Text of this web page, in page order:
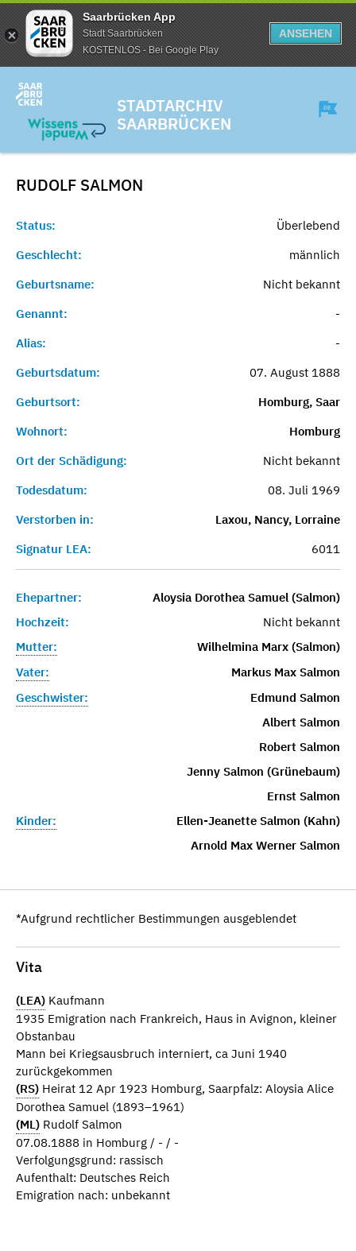
Saarbrücken App
Stadt Saarbrücken
KOSTENLOS - Bei Google Play
ANSEHEN
STADTARCHIV
SAARBRÜCKEN
RUDOLF SALMON
Status:
Überlebend
Geschlecht:
männlich
Geburtsname:
Nicht bekannt
Genannt:
-
Alias:
-
Geburtsdatum:
07. August 1888
Geburtsort:
Homburg, Saar
Wohnort:
Homburg
Ort der Schädigung:
Nicht bekannt
Todesdatum:
08. Juli 1969
Verstorben in:
Laxou, Nancy, Lorraine
Signatur LEA:
6011
Ehepartner:
Aloysia Dorothea Samuel (Salmon)
Hochzeit:
Nicht bekannt
Mutter:
Wilhelmina Marx (Salmon)
Vater:
Markus Max Salmon
Geschwister:
Edmund Salmon
Albert Salmon
Robert Salmon
Jenny Salmon (Grünebaum)
Ernst Salmon
Kinder:
Ellen-Jeanette Salmon (Kahn)
Arnold Max Werner Salmon
*Aufgrund rechtlicher Bestimmungen ausgeblendet
Vita
(LEA) Kaufmann
1935 Emigration nach Frankreich, Haus in Avignon, kleiner
Obstanbau
Mann bei Kriegsausbruch interniert, ca Juni 1940
zurückgekommen
(RS) Heirat 12 Apr 1923 Homburg, Saarpfalz: Aloysia Alice
Dorothea Samuel (1893–1961)
(ML) Rudolf Salmon
07.08.1888 in Homburg / - / -
Verfolgungsgrund: rassisch
Aufenthalt: Deutsches Reich
Emigration nach: unbekannt